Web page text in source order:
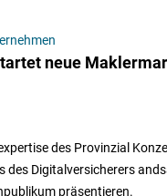
neue
des Provinzial
Digitalversicherers
präsentieren.